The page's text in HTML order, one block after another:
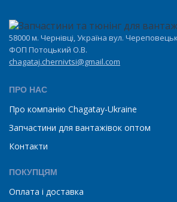
58000 м. Чернівці, Україна вул.
ФОП Потоцький О.В.
chagataj.chernivtsi@gmail.com
ПРО НАС
Про компанію Chagatay-Ukraine
Запчастини для вантажівок оптом
Контакти
ПОКУПЦЯМ
Оплата і доставка